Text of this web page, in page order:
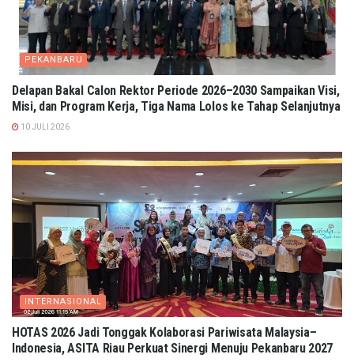
PEKANBARU
Delapan Bakal Calon Rektor Periode 2026–2030 Sampaikan Visi,
Misi, dan Program Kerja, Tiga Nama Lolos ke Tahap Selanjutnya
10 JULI 2026
INTERNASIONAL
HOTAS 2026 Jadi Tonggak Kolaborasi Pariwisata Malaysia–
Indonesia, ASITA Riau Perkuat Sinergi Menuju Pekanbaru 2027